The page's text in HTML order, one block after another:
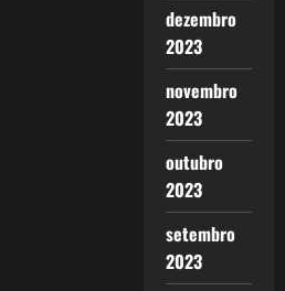
dezembro
2023
novembro
2023
outubro
2023
setembro
2023